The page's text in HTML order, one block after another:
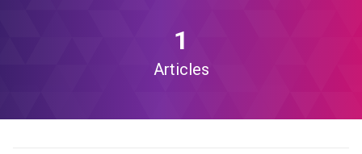
1
Articles